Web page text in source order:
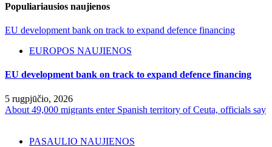
Populiariausios naujienos
EU development bank on track to expand defence financing
EUROPOS NAUJIENOS
EU development bank on track to expand defence financing
5 rugpjūčio, 2026
About 49,000 migrants enter Spanish territory of Ceuta, officials say
PASAULIO NAUJIENOS